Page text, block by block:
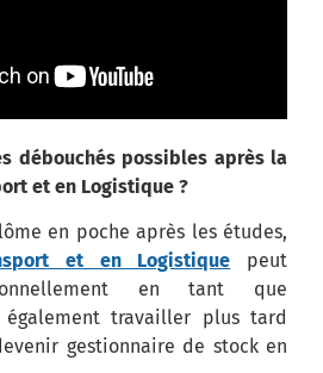
débouchés possibles après la
et en Logistique ?
en poche après les études,
et en Logistique peut
en tant que
travailler plus tard
gestionnaire de stock en